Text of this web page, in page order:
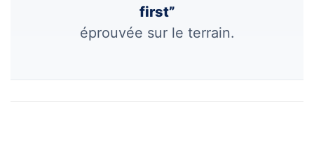
first”
éprouvée sur le terrain.